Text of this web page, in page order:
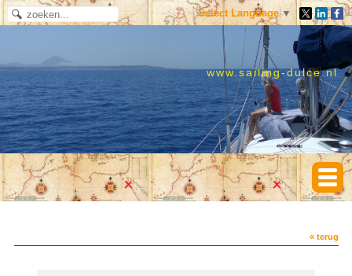
Select Language ▼
www.sailing-dulce.nl
« terug